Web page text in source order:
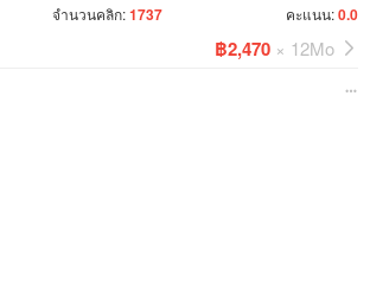
จำนวนคลิก:1737 คะแนน:0.0
฿2,470 × 12Mo